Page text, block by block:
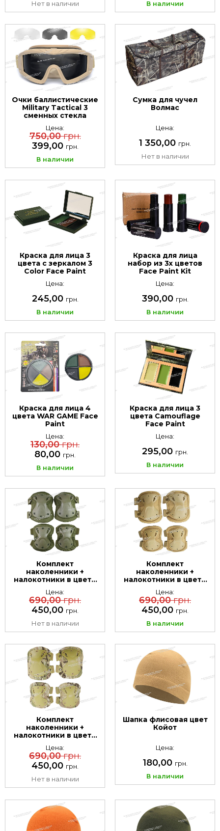
Нет в наличии
В наличии
Очки баллистические
Military Tactical 3
сменных стекла
Цена:
750,00грн.
399,00 грн.
В наличии
Сумка для чучел
Волмас
Цена:
1 350,00 грн.
Нет в наличии
Краска для лица 3
цвета с зеркалом 3
Color Face Paint
Цена:
245,00 грн.
В наличии
Краска для лица
набор из 3х цветов
Face Paint Kit
Цена:
390,00 грн.
В наличии
Краска для лица 4
цвета WAR GAME Face
Paint
Цена:
130,00грн.
80,00 грн.
В наличии
Краска для лица 3
цвета Camouflage
Face Paint
Цена:
295,00 грн.
В наличии
Комплект
наколенники +
налокотники в цвете
Цена:
690,00грн.
450,00 грн.
Нет в наличии
Комплект
наколенники +
налокотники в цвете
Цена:
690,00грн.
450,00 грн.
В наличии
Комплект
наколенники +
налокотники в цвете
Цена:
690,00грн.
450,00 грн.
Нет в наличии
Шапка флисовая цвет
Койот
Цена:
180,00 грн.
В наличии